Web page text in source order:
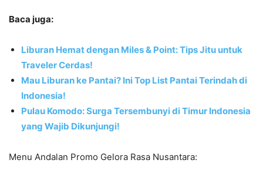
Baca juga:
Liburan Hemat dengan Miles & Point: Tips Jitu untuk
Traveler Cerdas!
Mau Liburan ke Pantai? Ini Top List Pantai Terindah di
Indonesia!
Pulau Komodo: Surga Tersembunyi di Timur Indonesia
yang Wajib Dikunjungi!
Menu Andalan Promo Gelora Rasa Nusantara: